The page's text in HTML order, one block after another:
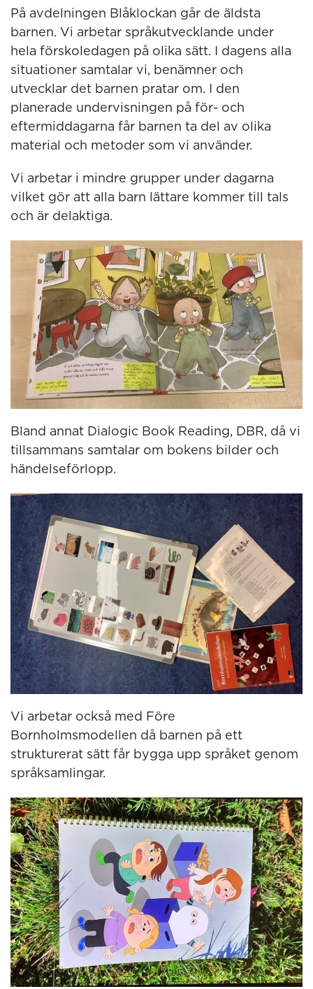
På avdelningen Blåklockan går de äldsta
barnen. Vi arbetar språkutvecklande under
hela förskoledagen på olika sätt. I dagens alla
situationer samtalar vi, benämner och
utvecklar det barnen pratar om. I den
planerade undervisningen på för- och
eftermiddagarna får barnen ta del av olika
material och metoder som vi använder.
Vi arbetar i mindre grupper under dagarna
vilket gör att alla barn lättare kommer till tals
och är delaktiga.
Bland annat Dialogic Book Reading, DBR, då vi
tillsammans samtalar om bokens bilder och
händelseförlopp.
Vi arbetar också med Före
Bornholmsmodellen då barnen på ett
strukturerat sätt får bygga upp språket genom
språksamlingar.